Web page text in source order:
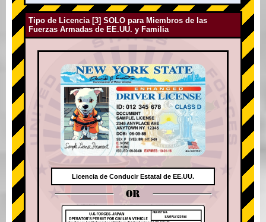
Tipo de Licencia [3] SOLO para Miembros de las
Fuerzas Armadas de EE.UU. y Familia
Licencia de Conducir Estatal de EE.UU.
OR